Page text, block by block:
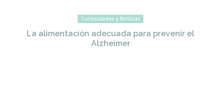
Curiosidades y Noticias
La alimentación adecuada para prevenir el
Alzheimer